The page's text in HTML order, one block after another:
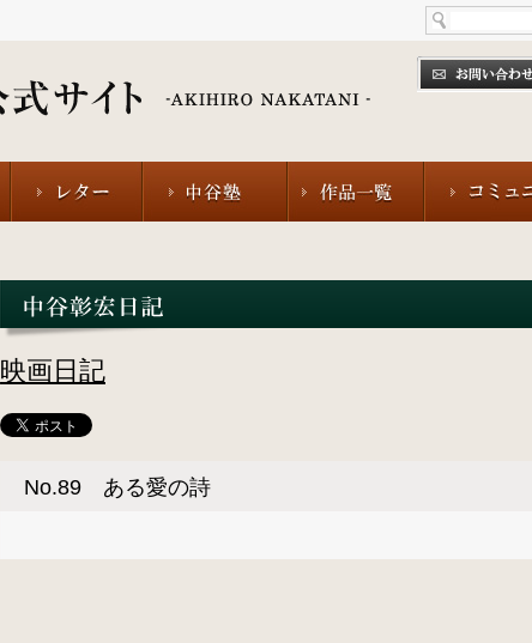
映画日記
No.89 ある愛の詩